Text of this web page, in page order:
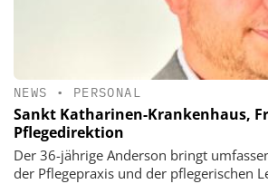
NEWS • PERSONAL
Sankt Katharinen-Krankenhaus,
Pflegedirektion
Der 36-jährige Anderson bringt
der Pflegepraxis und der pflegerischen